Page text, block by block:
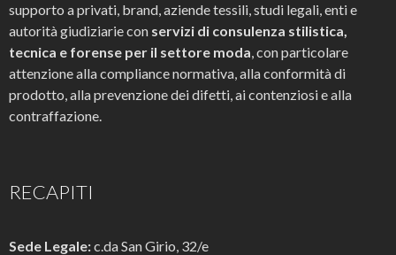
supporto a privati, brand, aziende tessili, studi legali, enti e
autorità giudiziarie con servizi di consulenza stilistica,
tecnica e forense per il settore moda, con particolare
attenzione alla compliance normativa, alla conformità di
prodotto, alla prevenzione dei difetti, ai contenziosi e alla
contraffazione.
RECAPITI
Sede Legale:c.da San Girio, 32/e